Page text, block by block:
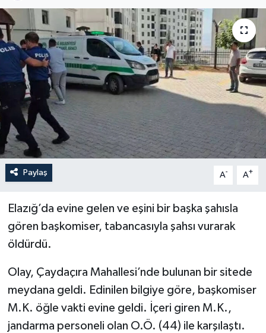
Paylaş A- A+
Elazığ’da evine gelen ve eşini bir başka şahısla
gören başkomiser, tabancasıyla şahsı vurarak
öldürdü.
Olay, Çaydaçıra Mahallesi’nde bulunan bir sitede
meydana geldi. Edinilen bilgiye göre, başkomiser
M.K. öğle vakti evine geldi. İçeri giren M.K.,
jandarma personeli olan O.Ö. (44) ile karşılaştı.
GÜNCEL
AKTÜEL
EĞİTİM
İLÇELER
OTOPARK
TEKNOLOJİ
Tüm Manşetler
Son Dakika Haberleri
Haber Arşivi